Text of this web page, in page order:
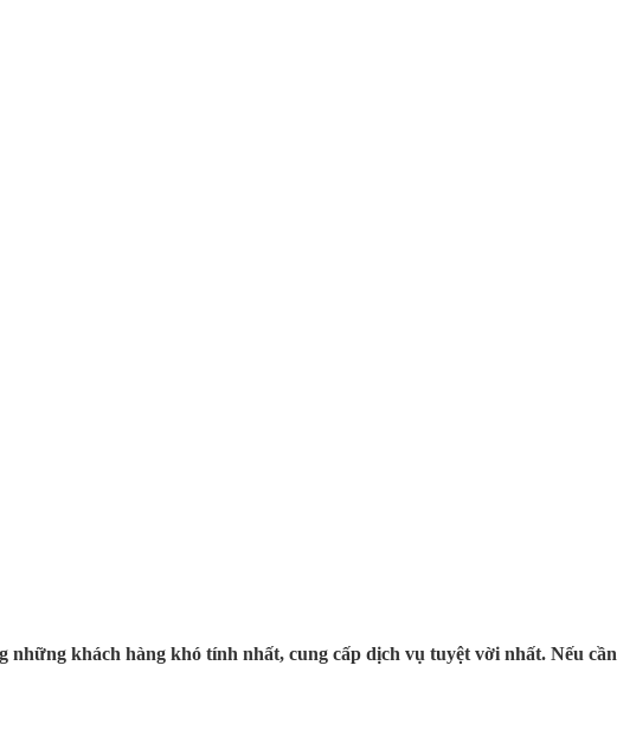
khách hàng khó tính nhất, cung cấp dịch vụ tuyệt vời nhất. Nếu cần